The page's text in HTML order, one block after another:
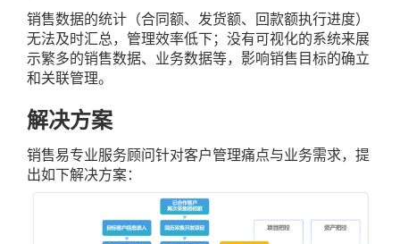
销售数据的统计（合同额、发货额、回款额执行进度）
无法及时汇总，管理效率低下；没有可视化的系统来展
示繁多的销售数据、业务数据等，影响销售目标的确立
和关联管理。
解决方案
销售易专业服务顾问针对客户管理痛点与业务需求，提
出如下解决方案：